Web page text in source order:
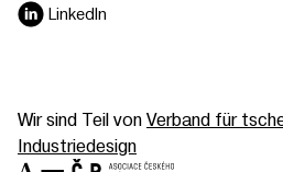
LinkedIn
Wir sind Teil vonVerband für
Industriedesign